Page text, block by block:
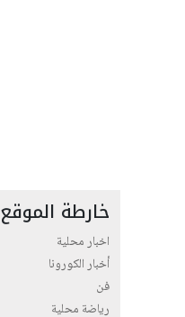
خارطة الموقع
اخبار محلية
أخبار الكورونا
فن
رياضة محلية